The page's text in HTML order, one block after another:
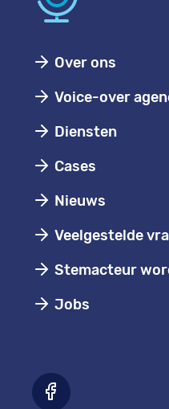
Over ons
Voice-over
Diensten
Cases
Nieuws
Veelgestelde
Stemacteur
Jobs